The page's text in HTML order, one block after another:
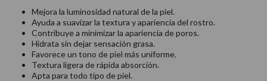
Mejora la luminosidad natural de la piel.
Ayuda a suavizar la textura y apariencia del rostro.
Contribuye a minimizar la apariencia de poros.
Hidrata sin dejar sensación grasa.
Favorece un tono de piel más uniforme.
Textura ligera de rápida absorción.
Apta para todo tipo de piel.